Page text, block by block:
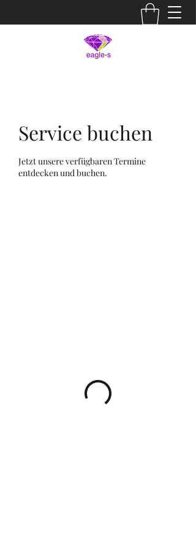
Service buchen
Jetzt unsere verfügbaren Termine
entdecken und buchen.